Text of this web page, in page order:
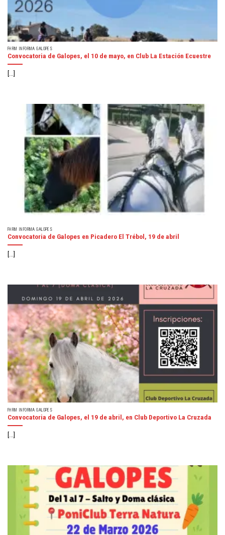
FHRM INFORMA GALOPES
Convocatoria de Galopes, el 10 de mayo, en Club La Estación Ecuestre
[...]
FHRM INFORMA GALOPES
Convocatoria de Galopes en Picadero El Trébol, 19 de abril
[...]
FHRM INFORMA GALOPES
Convocatoria de Galopes, el 19 de abril, en Club Deportivo La Cruzada
[...]